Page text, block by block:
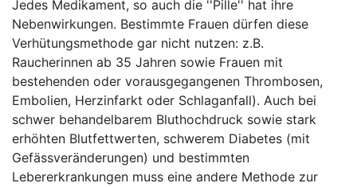
Jedes Medikament, so auch die ''Pille'' hat ihre
Nebenwirkungen. Bestimmte Frauen dürfen diese
Verhütungsmethode gar nicht nutzen: z.B.
Raucherinnen ab 35 Jahren sowie Frauen mit
bestehenden oder vorausgegangenen Thrombosen,
Embolien, Herzinfarkt oder Schlaganfall). Auch bei
schwer behandelbarem Bluthochdruck sowie stark
erhöhten Blutfettwerten, schwerem Diabetes (mit
Gefässveränderungen) und bestimmten
Lebererkrankungen muss eine andere Methode zur